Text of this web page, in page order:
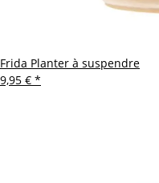
Frida Planter à suspendre
9,95 € *